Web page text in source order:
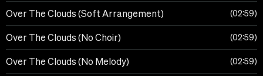
Over The Clouds (Soft Arrangement) 02:59
Over The Clouds (No Choir) 02:59
Over The Clouds (No Melody) 02:59